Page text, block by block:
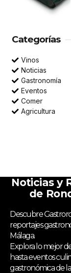
Categorías
Vinos
Noticias
Gastronomía
Eventos
Comer
Agricultura
Noticias y
de
Descubre
reportajes
Málaga.
Explora lo mejor
hasta eventos
gastronómica de